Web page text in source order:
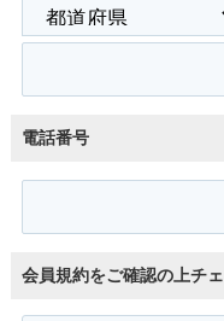
電話番号
会員規約をご確認の上チ